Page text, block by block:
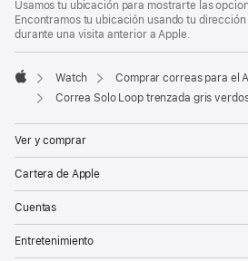
Usamos tu ubicación para mostrarte las
Encontramos tu ubicación usando tu
durante una visita anterior a Apple.
Apple
Watch
Comprar correas para el
Correa Solo Loop trenzada gris
Ver y comprar
Cartera de Apple
Cuentas
Entretenimiento